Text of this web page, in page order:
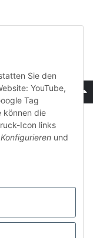
Sie den
YouTube,
Tag
können die
Icon links
Konfigurieren und